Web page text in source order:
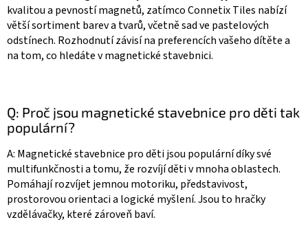
kvalitou a pevností magnetů, zatímco Connetix Tiles nabízí
větší sortiment barev a tvarů, včetně sad ve pastelových
odstínech. Rozhodnutí závisí na preferencích vašeho dítěte a
na tom, co hledáte v magnetické stavebnici.
Q: Proč jsou magnetické stavebnice pro děti tak
populární?
A: Magnetické stavebnice pro děti jsou populární díky své
multifunkčnosti a tomu, že rozvíjí děti v mnoha oblastech.
Pomáhají rozvíjet jemnou motoriku, představivost,
prostorovou orientaci a logické myšlení. Jsou to hračky
vzdělávačky, které zároveň baví.